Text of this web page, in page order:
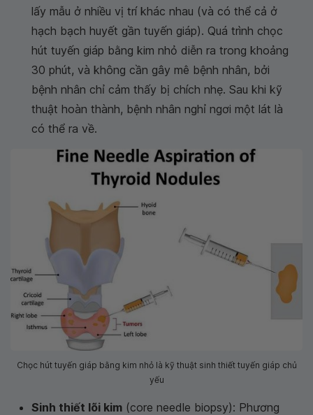
lấy mẫu ở nhiều vị trí khác nhau (và có thể cả ở
hạch bạch huyết gần tuyến giáp). Quá trình chọc
hút tuyến giáp bằng kim nhỏ diễn ra trong khoảng
30 phút, và không cần gây mê bệnh nhân, bởi
bệnh nhân chỉ cảm thấy bị chích nhẹ. Sau khi kỹ
thuật hoàn thành, bệnh nhân nghỉ ngơi một lát là
có thể ra về.
Chọc hút tuyến giáp bằng kim nhỏ là kỹ thuật sinh thiết tuyến giáp chủ
yếu
Sinh thiết lõi kim (core needle biopsy): Phương